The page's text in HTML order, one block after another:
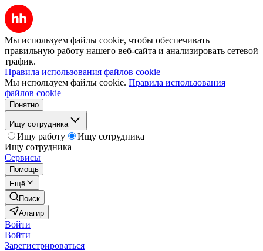
Мы используем файлы cookie, чтобы обеспечивать
правильную работу нашего веб-сайта и анализировать сетевой
трафик.
Правила использования файлов cookie
Мы используем файлы cookie. Правила использования
файлов cookie
Понятно
Ищу сотрудника
Ищу работу
Ищу сотрудника
Ищу сотрудника
Сервисы
Помощь
Ещё
Поиск
Алагир
Войти
Войти
Зарегистрироваться